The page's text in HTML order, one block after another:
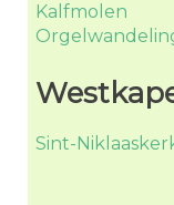
Kalfmolen
Sint-